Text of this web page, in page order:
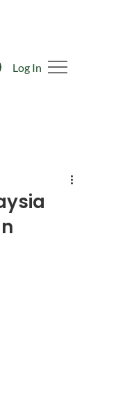
Log In